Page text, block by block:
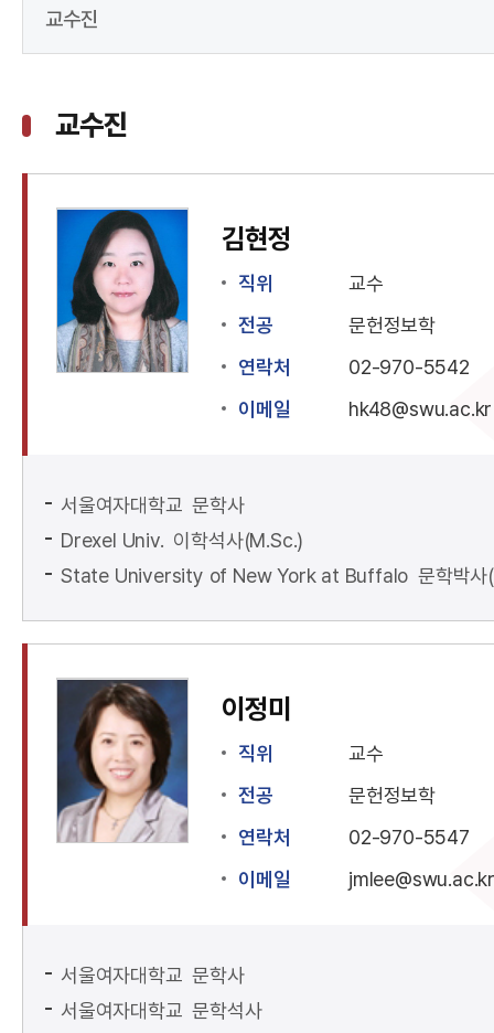
교수진
교수진
김현정
직위
교수
전공
문헌정보학
연락처
02-970-5542
이메일
hk48@swu.ac.kr
서울여자대학교 문학사
Drexel Univ. 이학석사(M.Sc.)
State University of New York at Buffalo 문학박사
이정미
직위
교수
전공
문헌정보학
연락처
02-970-5547
이메일
jmlee@swu.ac.kr
서울여자대학교 문학사
서울여자대학교 문학석사